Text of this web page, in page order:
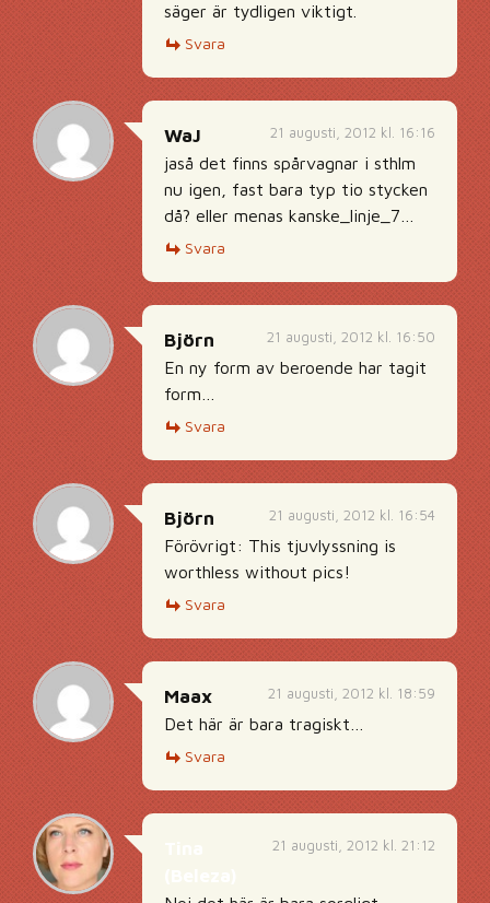
säger är tydligen viktigt.
Svara
21 augusti, 2012 kl. 16:16
WaJ
jaså det finns spårvagnar i sthlm
nu igen, fast bara typ tio stycken
då? eller menas kanske_linje_7…
Svara
21 augusti, 2012 kl. 16:50
Björn
En ny form av beroende har tagit
form…
Svara
21 augusti, 2012 kl. 16:54
Björn
Förövrigt: This tjuvlyssning is
worthless without pics!
Svara
21 augusti, 2012 kl. 18:59
Maax
Det här är bara tragiskt…
Svara
21 augusti, 2012 kl. 21:12